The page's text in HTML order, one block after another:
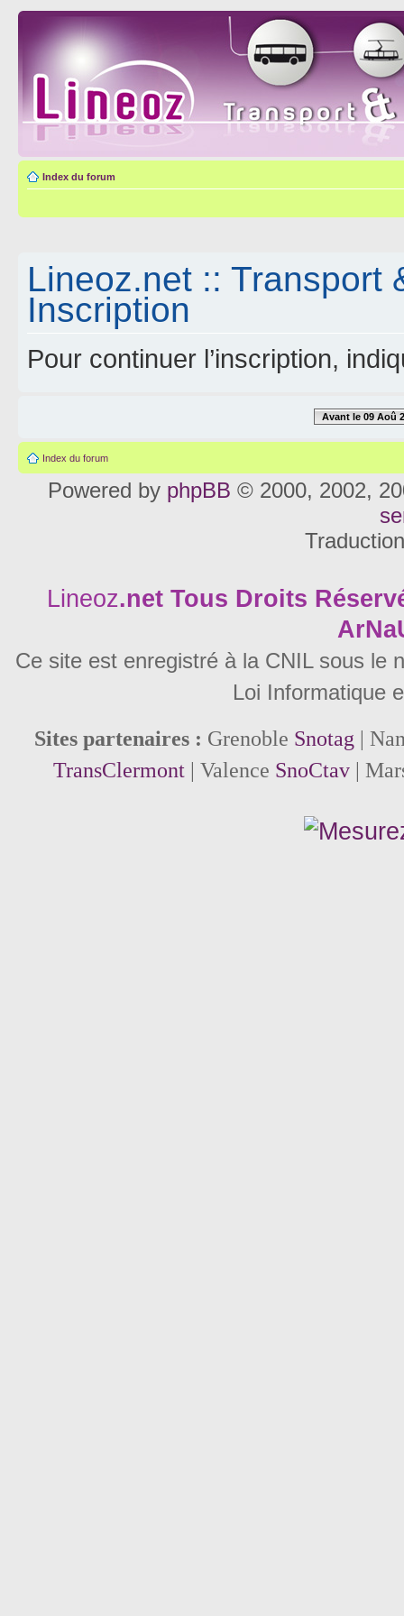
Index du forum
Lineoz.net :: Transport
Inscription
Pour continuer l’inscription,
Avant le 09 Aoû
Index du forum
Powered by phpBB © 2000, 2002,
Lineoz.net Tous Droits
Ce site est enregistré à la CNIL sous le
Loi Informatique
Sites partenaires : Grenoble Snotag |
TransClermont| Valence SnoCtav|